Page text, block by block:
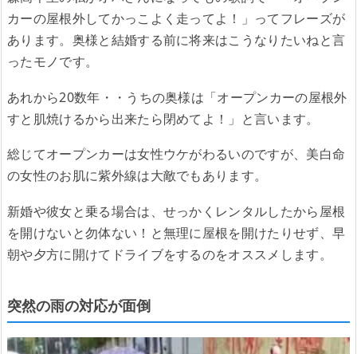
カーの屋根外してかっこよく走ってよ！」ってフレーズが
あります。奥様と結婚する前に将来はこうなりたいねと言
ったモノです。
あれから20数年・・うちの奥様は「オープンカーの屋根外
すと肌焼けるから出来たら閉めてよ！」と言います。
総じてオープンカーは女性ウケがわるいのですが、美白命
の女性のお肌に紫外線は大敵でもあります。
新婚や彼女と乗る場合は、せっかくレンタルしたから屋根
を開けないと勿体ない！と無理に屋根を開けたりせず、早
朝や夕方に開けてドライブをするのをオススメします。
突然の雨の対応が面倒